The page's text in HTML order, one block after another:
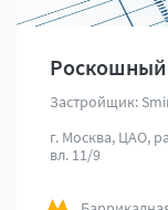
Роскошный
Застройщик:
г. Москва, ЦАО,
вл. 11/9